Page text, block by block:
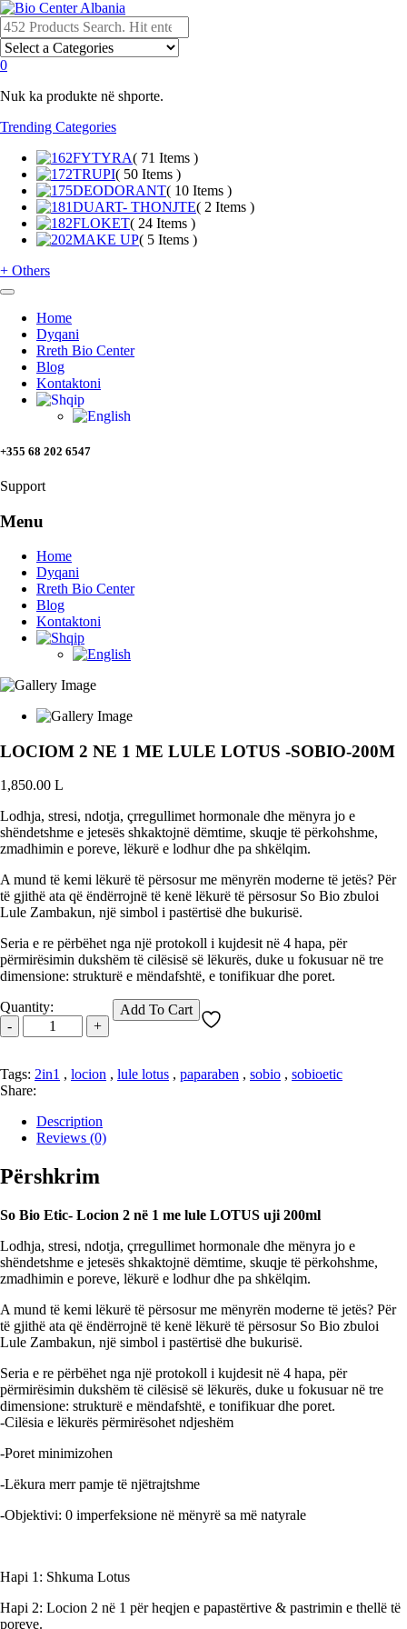
0
Nuk ka produkte në shporte.
Trending Categories
FYTYRA( 71 Items )
TRUPI( 50 Items )
DEODORANT( 10 Items )
DUART- THONJTE( 2 Items )
FLOKET( 24 Items )
MAKE UP( 5 Items )
+ Others
Home
Dyqani
Rreth Bio Center
Blog
Kontaktoni
+355 68 202 6547
Support
Menu
Home
Dyqani
Rreth Bio Center
Blog
Kontaktoni
LOCIOM 2 NE 1 ME LULE LOTUS -SOBIO-200M
1,850.00 L
Lodhja, stresi, ndotja, çrregullimet hormonale dhe mënyra jo e
shëndetshme e jetesës shkaktojnë dëmtime, skuqje të përkohshme,
zmadhimin e poreve, lëkurë e lodhur dhe pa shkëlqim.
A mund të kemi lëkurë të përsosur me mënyrën moderne të jetës? Për
të gjithë ata që ëndërrojnë të kenë lëkurë të përsosur So Bio zbuloi
Lule Zambakun, një simbol i pastërtisë dhe bukurisë.
Seria e re përbëhet nga një protokoll i kujdesit në 4 hapa, për
përmirësimin dukshëm të cilësisë së lëkurës, duke u fokusuar në tre
dimensione: strukturë e mëndafshtë, e tonifikuar dhe poret.
Quantity:
-
+
Add To Cart
Tags: 2in1 , locion , lule lotus , paparaben , sobio , sobioetic
Share:
Description
Reviews (0)
Përshkrim
So Bio Etic- Locion 2 në 1 me lule LOTUS uji 200ml
Lodhja, stresi, ndotja, çrregullimet hormonale dhe mënyra jo e
shëndetshme e jetesës shkaktojnë dëmtime, skuqje të përkohshme,
zmadhimin e poreve, lëkurë e lodhur dhe pa shkëlqim.
A mund të kemi lëkurë të përsosur me mënyrën moderne të jetës? Për
të gjithë ata që ëndërrojnë të kenë lëkurë të përsosur So Bio zbuloi
Lule Zambakun, një simbol i pastërtisë dhe bukurisë.
Seria e re përbëhet nga një protokoll i kujdesit në 4 hapa, për
përmirësimin dukshëm të cilësisë së lëkurës, duke u fokusuar në tre
dimensione: strukturë e mëndafshtë, e tonifikuar dhe poret.
-Cilësia e lëkurës përmirësohet ndjeshëm
-Poret minimizohen
-Lëkura merr pamje të njëtrajtshme
-Objektivi: 0 imperfeksione në mënyrë sa më natyrale
Hapi 1: Shkuma Lotus
Hapi 2: Locion 2 në 1 për heqjen e papastërtive & pastrimin e thellë të
poreve.